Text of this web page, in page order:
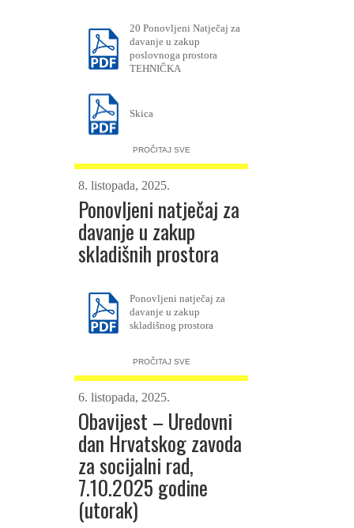
20 Ponovljeni Natječaj za
davanje u zakup
poslovnoga prostora
TEHNIČKA
Skica
PROČITAJ SVE
8. listopada, 2025.
Ponovljeni natječaj za
davanje u zakup
skladišnih prostora
Ponovljeni natječaj za
davanje u zakup
skladišnog prostora
PROČITAJ SVE
6. listopada, 2025.
Obavijest – Uredovni
dan Hrvatskog zavoda
za socijalni rad,
7.10.2025 godine
(utorak)